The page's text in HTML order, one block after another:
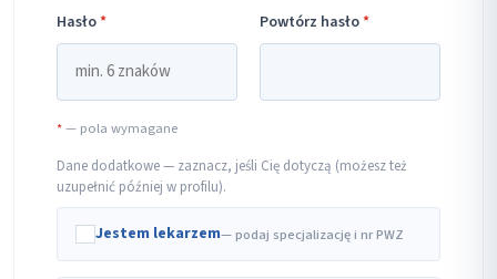
Hasło* Powtórz hasło*
*— pola wymagane
Dane dodatkowe — zaznacz, jeśli Cię dotyczą (możesz też
uzupełnić później w profilu).
Jestem lekarzem— podaj specjalizację i nr PWZ